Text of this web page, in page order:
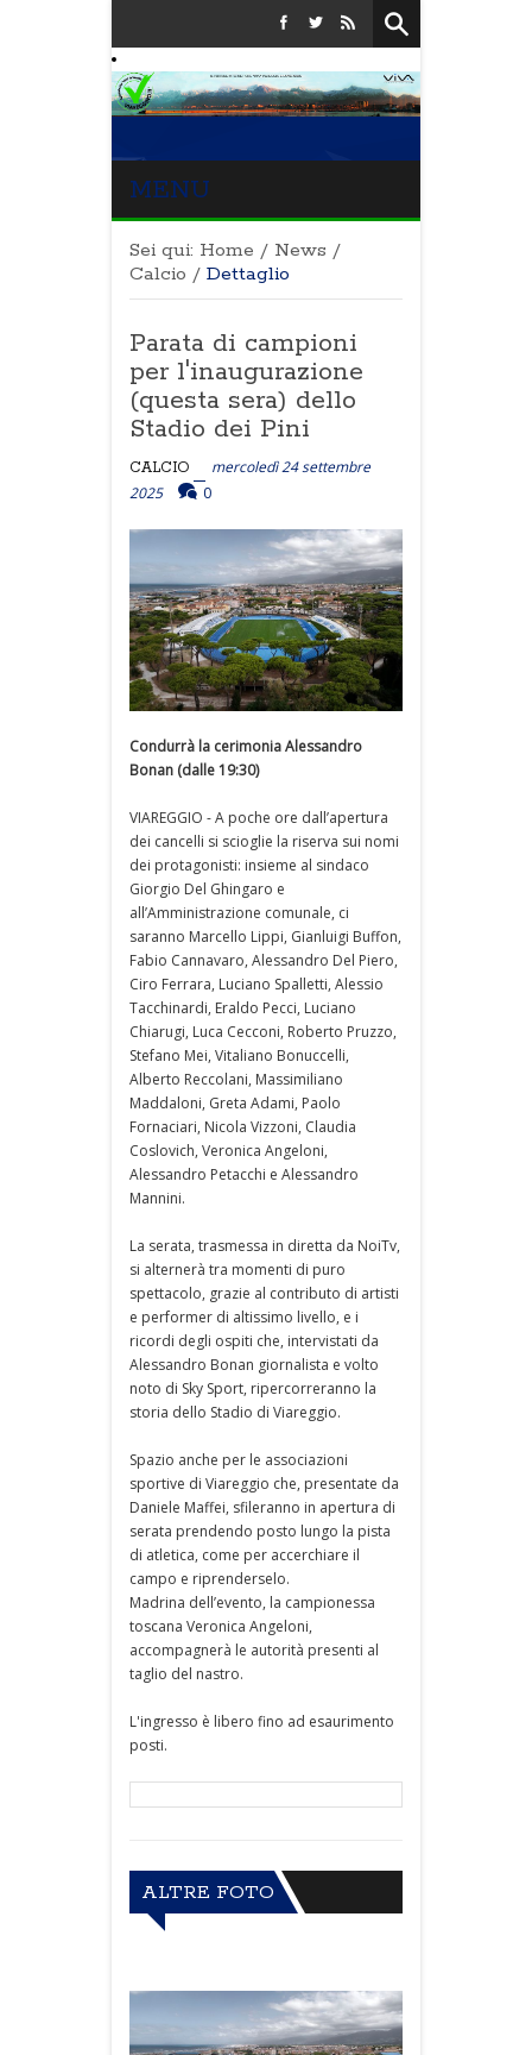
MENU
Sei qui: Home / News /
Calcio / Dettaglio
Parata di campioni
per l'inaugurazione
(questa sera) dello
Stadio dei Pini
CALCIO
mercoledì 24 settembre
2025
0
Condurrà la cerimonia Alessandro
Bonan (dalle 19:30)
VIAREGGIO - A poche ore dall’apertura
dei cancelli si scioglie la riserva sui nomi
dei protagonisti: insieme al sindaco
Giorgio Del Ghingaro e
all’Amministrazione comunale, ci
saranno Marcello Lippi, Gianluigi Buffon,
Fabio Cannavaro, Alessandro Del Piero,
Ciro Ferrara, Luciano Spalletti, Alessio
Tacchinardi, Eraldo Pecci, Luciano
Chiarugi, Luca Cecconi, Roberto Pruzzo,
Stefano Mei, Vitaliano Bonuccelli,
Alberto Reccolani, Massimiliano
Maddaloni, Greta Adami, Paolo
Fornaciari, Nicola Vizzoni, Claudia
Coslovich, Veronica Angeloni,
Alessandro Petacchi e Alessandro
Mannini.
La serata, trasmessa in diretta da NoiTv,
si alternerà tra momenti di puro
spettacolo, grazie al contributo di artisti
e performer di altissimo livello, e i
ricordi degli ospiti che, intervistati da
Alessandro Bonan giornalista e volto
noto di Sky Sport, ripercorreranno la
storia dello Stadio di Viareggio.
Spazio anche per le associazioni
sportive di Viareggio che, presentate da
Daniele Maffei, sfileranno in apertura di
serata prendendo posto lungo la pista
di atletica, come per accerchiare il
campo e riprenderselo.
Madrina dell’evento, la campionessa
toscana Veronica Angeloni,
accompagnerà le autorità presenti al
taglio del nastro.
L'ingresso è libero fino ad esaurimento
posti.
ALTRE FOTO